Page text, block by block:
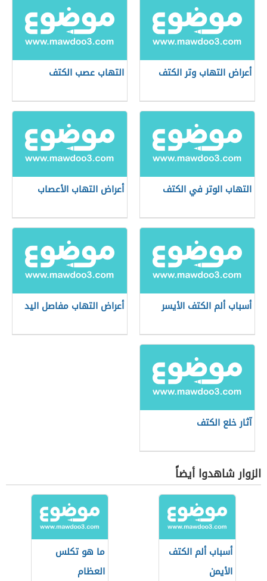
أعراض التهاب وتر الكتف التهاب عصب الكتف
التهاب الوتر في الكتف أعراض التهاب الأعصاب
أسباب ألم الكتف الأيسر أعراض التهاب مفاصل اليد
آثار خلع الكتف
الزوار شاهدوا أيضاً
أسباب ألم الكتف
الأيمن
ما هو تكلس
العظام